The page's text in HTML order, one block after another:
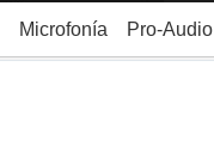
Microfonía Pro-Audio